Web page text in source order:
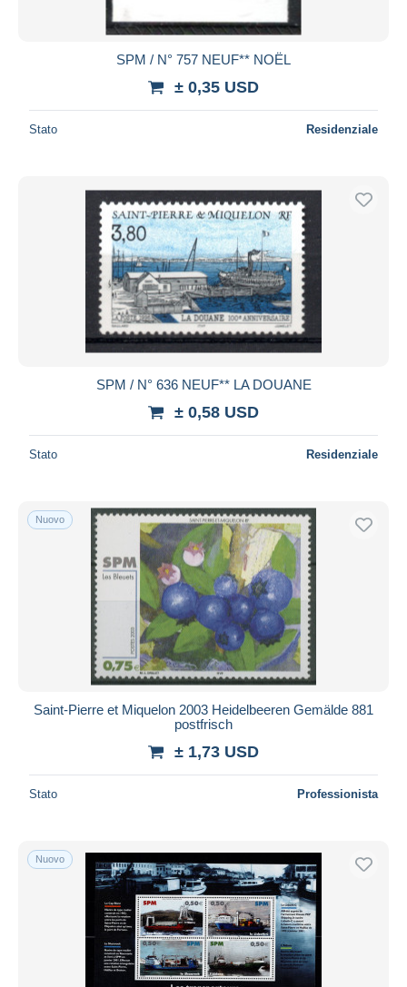
SPM / N° 757 NEUF** NOËL
± 0,35 USD
Stato Residenziale
SPM / N° 636 NEUF** LA DOUANE
± 0,58 USD
Stato Residenziale
Nuovo
Saint-Pierre et Miquelon 2003 Heidelbeeren Gemälde 881
postfrisch
± 1,73 USD
Stato Professionista
Nuovo